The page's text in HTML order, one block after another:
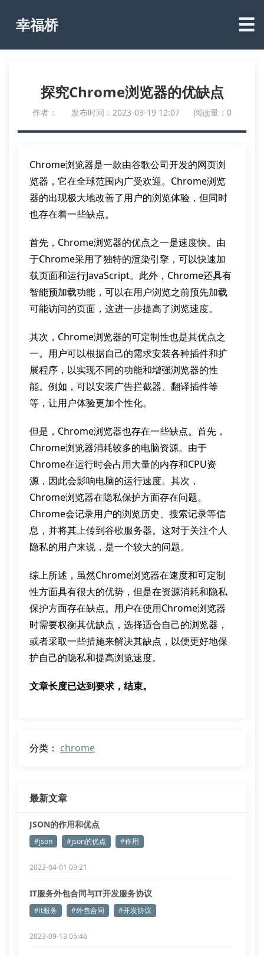
幸福桥 ☰
探究Chrome浏览器的优缺点
作者： 发布时间：2023-03-19 12:07 阅读量：0
Chrome浏览器是一款由谷歌公司开发的网页浏
览器，它在全球范围内广受欢迎。Chrome浏览
器的出现极大地改善了用户的浏览体验，但同时
也存在着一些缺点。
首先，Chrome浏览器的优点之一是速度快。由
于Chrome采用了独特的渲染引擎，可以快速加
载页面和运行JavaScript。此外，Chrome还具有
智能预加载功能，可以在用户浏览之前预先加载
可能访问的页面，这进一步提高了浏览速度。
其次，Chrome浏览器的可定制性也是其优点之
一。用户可以根据自己的需求安装各种插件和扩
展程序，以实现不同的功能和增强浏览器的性
能。例如，可以安装广告拦截器、翻译插件等
等，让用户体验更加个性化。
但是，Chrome浏览器也存在一些缺点。首先，
Chrome浏览器消耗较多的电脑资源。由于
Chrome在运行时会占用大量的内存和CPU资
源，因此会影响电脑的运行速度。其次，
Chrome浏览器在隐私保护方面存在问题。
Chrome会记录用户的浏览历史、搜索记录等信
息，并将其上传到谷歌服务器。这对于关注个人
隐私的用户来说，是一个较大的问题。
综上所述，虽然Chrome浏览器在速度和可定制
性方面具有很大的优势，但是在资源消耗和隐私
保护方面存在缺点。用户在使用Chrome浏览器
时需要权衡其优缺点，选择适合自己的浏览器，
或者采取一些措施来解决其缺点，以便更好地保
护自己的隐私和提高浏览速度。
文章长度已达到要求，结束。
分类： chrome
最新文章
JSON的作用和优点
#json #json的优点 #作用
2023-04-01 09:21
IT服务外包合同与IT开发服务协议
#it服务 #外包合同 #开发协议
2023-09-13 05:46